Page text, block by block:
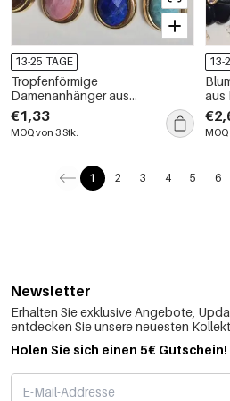
13-25 TAGE
Tropfenförmige
Damenanhänger aus
Natursteinen, Edelstahl und
Goldfarbe
€1,33
MOQ von 3 Stk.
13-
aus
MOQ
1 2 3 4 5 6
Newsletter
Erhalten Sie exklusive Angebote,
entdecken Sie unsere neuesten
Holen Sie sich einen 5€ Gutschein!